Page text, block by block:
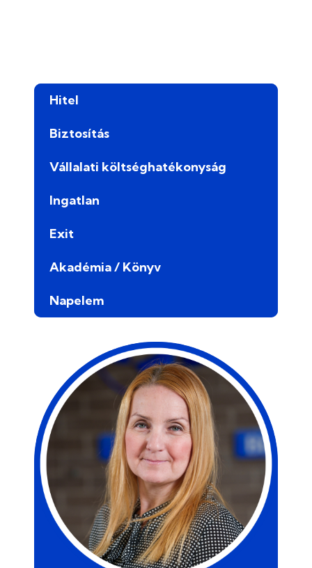
Hitel
Biztosítás
Vállalati költséghatékonyság
Ingatlan
Exit
Akadémia / Könyv
Napelem